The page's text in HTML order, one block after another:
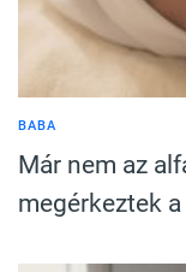
BABA
Már nem az
megérkeztek